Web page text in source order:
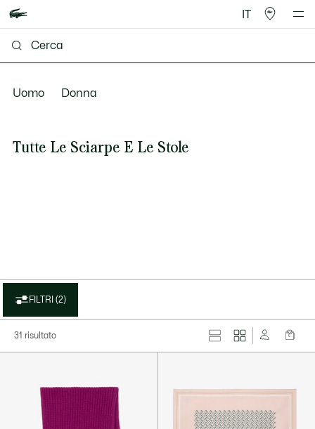
IT
Uomo Donna
Tutte Le Sciarpe E Le Stole
FILTRI (2)
31 risultato